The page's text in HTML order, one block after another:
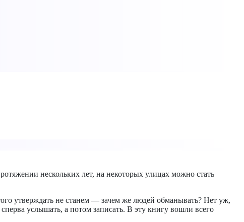
нескольких лет, на некоторых улицах можно стать
утверждать не станем — зачем же людей обманывать? Нет уж,
услышать, а потом записать. В эту книгу вошли всего